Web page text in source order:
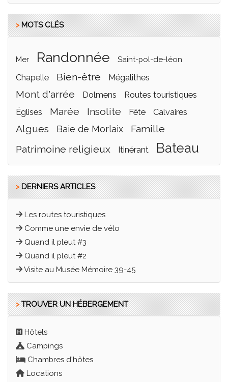
>MOTS CLÉS
mer randonnée saint-pol-de-léon
Chapelle bien-être mégalithes
mont d'arrée dolmens
routes touristiques
églises
marée insolite fête calvaires
algues Baie de Morlaix
famille
Patrimoine religieux
itinérant bateau
>DERNIERS ARTICLES
Les routes touristiques
Comme une envie de vélo
Quand il pleut #3
Quand il pleut #2
Visite au Musée Mémoire 39-45
>TROUVER UN HÉBERGEMENT
Hôtels
Campings
Chambres d'hôtes
Locations